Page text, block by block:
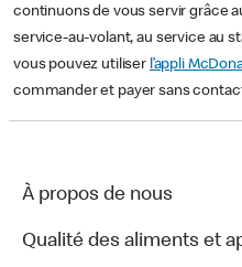
continuons de vous servir grâce
service-au-volant, au service au
vous pouvez utiliser l’appli
commander et payer sans
À propos de nous
Qualité des aliments et